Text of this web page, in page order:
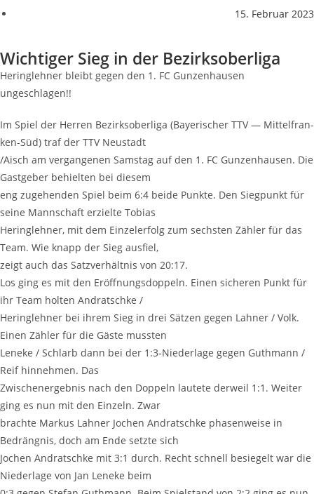
15. Februar 2023
Wich­ti­ger Sieg in der Bezirksoberliga
Hering­leh­ner bleibt gegen den 1. FC Gun­zen­hau­sen
ungeschlagen!!
Im Spiel der Her­ren Bezirks­ober­li­ga (Baye­ri­scher TTV — Mit­tel­fran­
ken-Süd) traf der TTV Neustadt
/Aisch am ver­gan­ge­nen Sams­tag auf den 1. FC Gun­zen­hau­sen. Die
Gast­ge­ber behiel­ten bei diesem
eng zuge­hen­den Spiel beim 6:4 bei­de Punk­te. Den Sieg­punkt für
sei­ne Mann­schaft erziel­te Tobias
Hering­leh­ner, mit dem Ein­zel­er­folg zum sechs­ten Zäh­ler für das
Team. Wie knapp der Sieg ausfiel,
zeigt auch das Satz­ver­hält­nis von 20:17.
Los ging es mit den Eröff­nungs­dop­peln. Einen siche­ren Punkt für
ihr Team hol­ten Andratschke /
Hering­leh­ner bei ihrem Sieg in drei Sät­zen gegen Lah­ner / Volk.
Einen Zäh­ler für die Gäs­te mussten
Lene­ke / Schlarb dann bei der 1:3‑Niederlage gegen Gut­h­mann /
Reif hin­neh­men. Das
Zwi­schen­er­geb­nis nach den Dop­peln lau­te­te der­weil 1:1. Wei­ter
ging es nun mit den Ein­zeln. Zwar
brach­te Mar­kus Lah­ner Jochen And­ratsch­ke pha­sen­wei­se in
Bedräng­nis, doch am Ende setz­te sich
Jochen And­ratsch­ke mit 3:1 durch. Recht schnell besie­gelt war die
Nie­der­la­ge von Jan Lene­ke beim